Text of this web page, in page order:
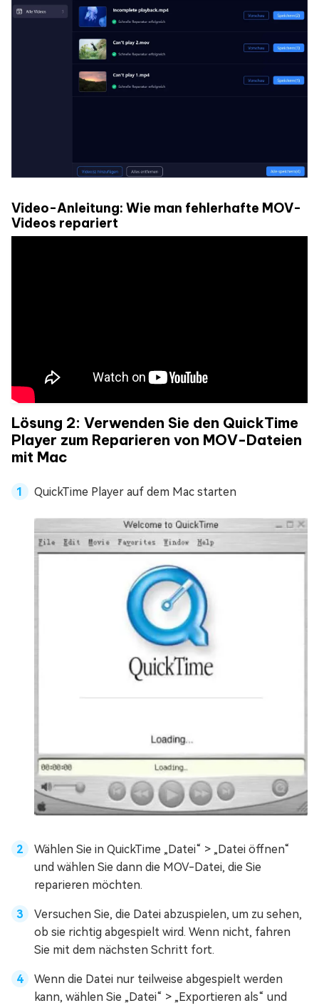
Video-Anleitung: Wie man fehlerhafte MOV-
Videos repariert
Lösung 2: Verwenden Sie den QuickTime
Player zum Reparieren von MOV-Dateien
mit Mac
QuickTime Player auf dem Mac starten
Wählen Sie in QuickTime „Datei“ > „Datei öffnen“
und wählen Sie dann die MOV-Datei, die Sie
reparieren möchten.
Versuchen Sie, die Datei abzuspielen, um zu sehen,
ob sie richtig abgespielt wird. Wenn nicht, fahren
Sie mit dem nächsten Schritt fort.
Wenn die Datei nur teilweise abgespielt werden
kann, wählen Sie „Datei“ > „Exportieren als“ und